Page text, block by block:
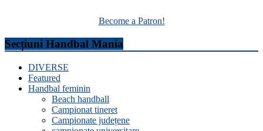
Become a Patron!
Secțiuni Handbal Mania
DIVERSE
Featured
Handbal feminin
Beach handball
Campionat tineret
Campionate județene